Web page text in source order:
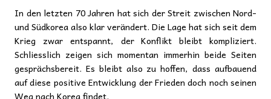
In den letzten 70 Jahren hat sich der Streit zwischen Nord-
und Südkorea also klar verändert. Die Lage hat sich seit dem
Krieg zwar entspannt, der Konflikt bleibt kompliziert.
Schliesslich zeigen sich momentan immerhin beide Seiten
gesprächsbereit. Es bleibt also zu hoffen, dass aufbauend
auf diese positive Entwicklung der Frieden doch noch seinen